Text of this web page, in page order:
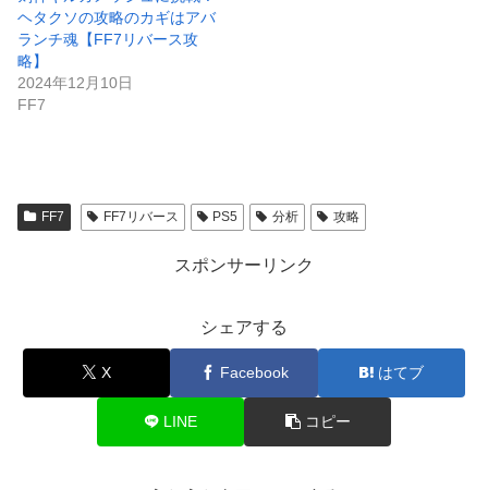
ヘタクソの攻略のカギはアバ
ランチ魂【FF7リバース攻
略】
2024年12月10日
FF7
FF7 FF7リバース PS5 分析 攻略
スポンサーリンク
シェアする
X Facebook はてブ
LINE コピー